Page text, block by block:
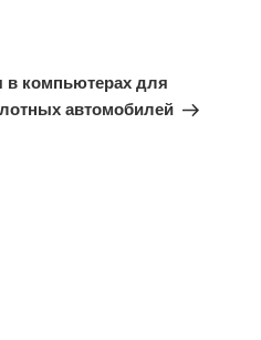
в компьютерах для
автомобилей